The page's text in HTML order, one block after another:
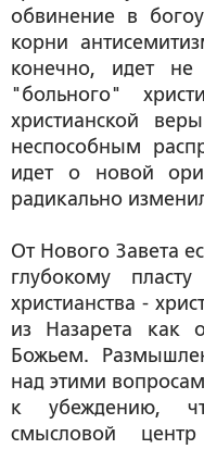
обвинение в
корни
конечно, идет не
"больного"
христианской
неспособным
идет о новой
радикально
От Нового Завета
глубокому
христианства -
из Назарета как
Божьем.
над этими
к убеждению,
смысловой центр